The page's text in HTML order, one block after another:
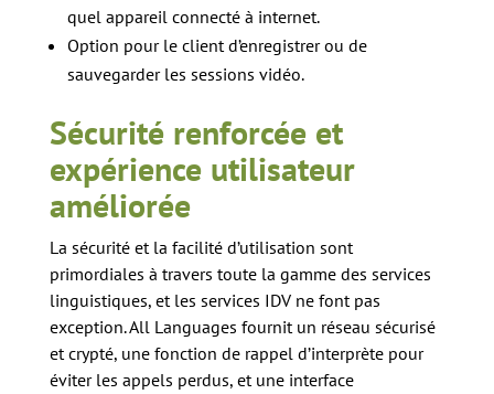
quel appareil connecté à internet.
Option pour le client d’enregistrer ou de
sauvegarder les sessions vidéo.
Sécurité renforcée et
expérience utilisateur
améliorée
La sécurité et la facilité d’utilisation sont
primordiales à travers toute la gamme des services
linguistiques, et les services IDV ne font pas
exception. All Languages fournit un réseau sécurisé
et crypté, une fonction de rappel d’interprète pour
éviter les appels perdus, et une interface